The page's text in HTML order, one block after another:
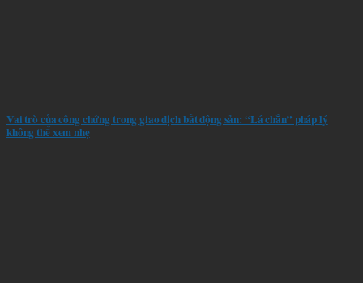
Vai trò của công chứng trong giao dịch bất động sản: “Lá chắn” pháp lý
không thể xem nhẹ